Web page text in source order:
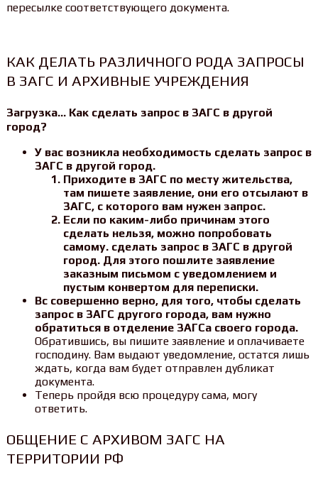
пересылке соответствующего документа.
КАК ДЕЛАТЬ РАЗЛИЧНОГО РОДА ЗАПРОСЫ
В ЗАГС И АРХИВНЫЕ УЧРЕЖДЕНИЯ
Загрузка… Как сделать запрос в ЗАГС в другой
город?
У вас возникла необходимость сделать запрос в
ЗАГС в другой город.
Приходите в ЗАГС по месту жительства,
там пишете заявление, они его отсылают в
ЗАГС, с которого вам нужен запрос.
Если по каким-либо причинам этого
сделать нельзя, можно попробовать
самому. сделать запрос в ЗАГС в другой
город. Для этого пошлите заявление
заказным письмом с уведомлением и
пустым конвертом для переписки.
Вс совершенно верно, для того, чтобы сделать
запрос в ЗАГС другого города, вам нужно
обратиться в отделение ЗАГСа своего города.
Обратившись, вы пишите заявление и оплачиваете
господину. Вам выдают уведомление, остатся лишь
ждать, когда вам будет отправлен дубликат
документа.
Теперь пройдя всю процедуру сама, могу
ответить.
ОБЩЕНИЕ С АРХИВОМ ЗАГС НА
ТЕРРИТОРИИ РФ